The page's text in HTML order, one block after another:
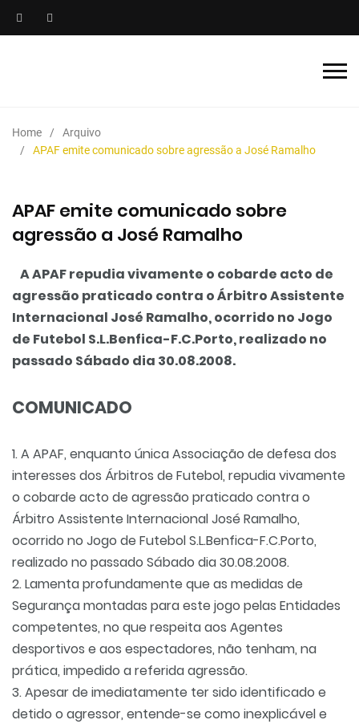
Home
Arquivo
APAF emite comunicado sobre agressão a José Ramalho
APAF emite comunicado sobre
agressão a José Ramalho
A APAF repudia vivamente o cobarde acto de
agressão praticado contra o Árbitro Assistente
Internacional José Ramalho, ocorrido no Jogo
de Futebol S.L.Benfica-F.C.Porto, realizado no
passado Sábado dia 30.08.2008.
COMUNICADO
1. A APAF, enquanto única Associação de defesa dos
interesses dos Árbitros de Futebol, repudia vivamente
o cobarde acto de agressão praticado contra o
Árbitro Assistente Internacional José Ramalho,
ocorrido no Jogo de Futebol S.L.Benfica-F.C.Porto,
realizado no passado Sábado dia 30.08.2008.
2. Lamenta profundamente que as medidas de
Segurança montadas para este jogo pelas Entidades
competentes, no que respeita aos Agentes
desportivos e aos espectadores, não tenham, na
prática, impedido a referida agressão.
3. Apesar de imediatamente ter sido identificado e
detido o agressor, entende-se como inexplicável e